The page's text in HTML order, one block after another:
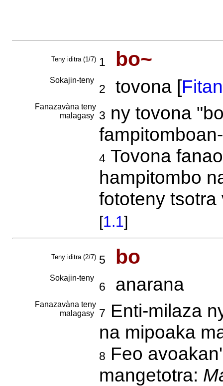
Teny iditra (1/7) 1 bo~
Sokajin-teny
2 tovona [
Fanazavàna teny
malagasy
3 ny tovona
4Tovona
hampitombo
fototeny
[1.1]
Teny iditra (2/7) 5 bo
Sokajin-teny
6 anarana
Fanazavàna teny
malagasy
7 Enti-milaza
na mipoaka
8 Feo
mangetotra: